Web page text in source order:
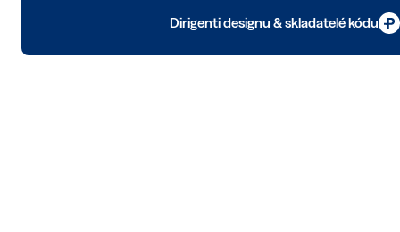
Dirigenti designu & skladatelé kódu